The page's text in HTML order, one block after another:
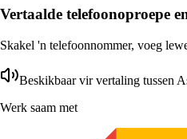
Vertaalde telefoonoproepe
Skakel 'n telefoonnommer, voeg
Beskikbaar vir vertaling tussen
Werk saam met